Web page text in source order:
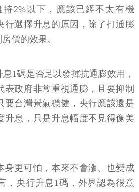
持2%以下，應該已經不太有機
行選擇升息的原因，除了打通膨
價的效果。
1碼是否足以發揮抗通膨效用，
表政府非常重視通膨，且要抑制
要台灣景氣穩健，央行應該還是
升息，只是升息幅度不見得像美
身更可怕，本來不會漲、也變成
，央行升息1碼，外界認為很意